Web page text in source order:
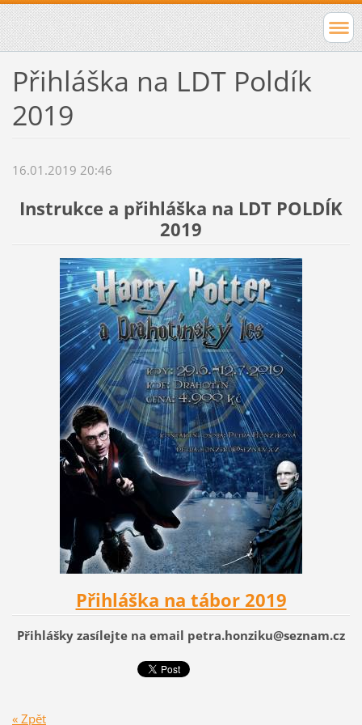
Přihláška na LDT Poldík
2019
16.01.2019 20:46
Instrukce a přihláška na LDT POLDÍK
2019
Přihláška na tábor 2019
Přihlášky zasílejte na email petra.honziku@seznam.cz
« Zpět